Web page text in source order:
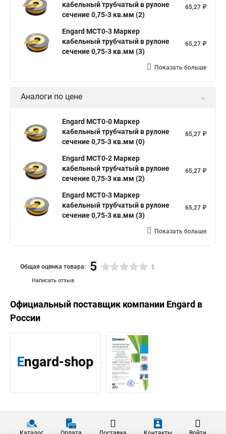
кабельный трубчатый в рулоне
сечение 0,75-3 кв.мм (2)
65,27 ₽
Engard MCT0-3 Маркер
кабельный трубчатый в рулоне
сечение 0,75-3 кв.мм (3)
65,27 ₽
Показать больше
Аналоги по цене
Engard MCT0-0 Маркер
кабельный трубчатый в рулоне
сечение 0,75-3 кв.мм (0)
65,27 ₽
Engard MCT0-2 Маркер
кабельный трубчатый в рулоне
сечение 0,75-3 кв.мм (2)
65,27 ₽
Engard MCT0-3 Маркер
кабельный трубчатый в рулоне
сечение 0,75-3 кв.мм (3)
65,27 ₽
Показать больше
Написать отзыв
Общая оценка товара: 5 1
Официальный поставщик компании Engard в
России